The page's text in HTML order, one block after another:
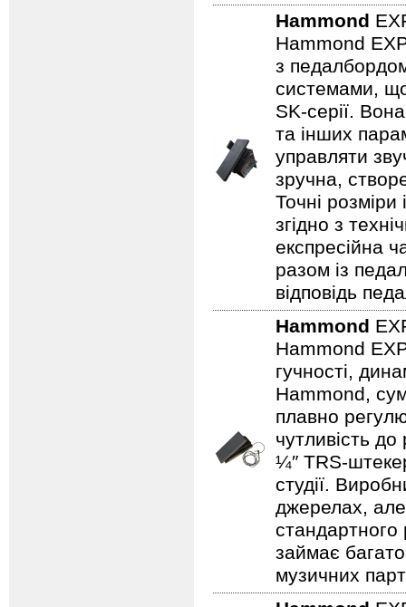
Hammond
Hammond
з
системами,
SK‑серії.
та інших
управляти
зручна,
Точні
згідно з
експресійна
разом із
відповідь
Hammond
Hammond
гучності,
Hammond,
плавно
чутливість
¼″
студії.
джерелах,
стандартного
займає
музичних